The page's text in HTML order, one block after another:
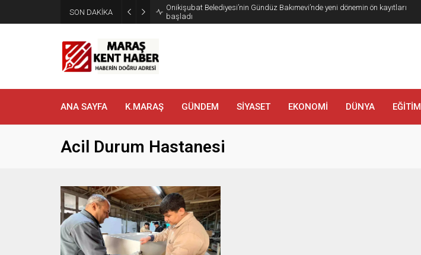
SON DAKİKA
Onikişubat Belediyesi’nin Gündüz Bakımevi’nde yeni dönemin ön kayıtları
başladı
ANA SAYFA K.MARAŞ GÜNDEM SİYASET EKONOMİ DÜNYA EĞİTİM
Acil Durum Hastanesi